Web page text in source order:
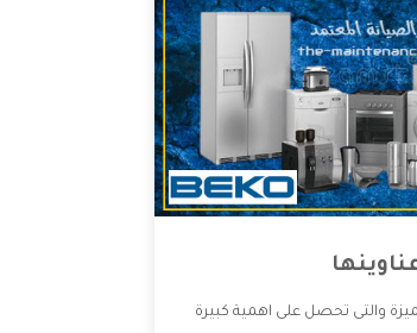
والتى تحصل على اهمية كبيرة